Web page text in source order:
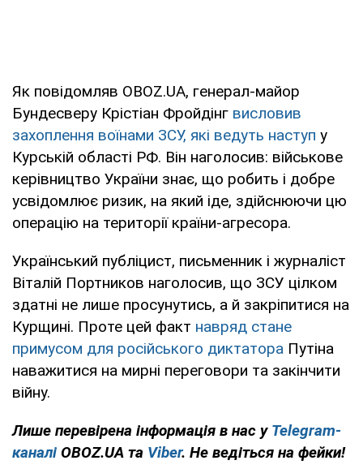
Як повідомляв OBOZ.UA, генерал-майор
Бундесверу Крістіан Фройдінг висловив
захоплення воїнами ЗСУ, які ведуть наступ у
Курській області РФ. Він наголосив: військове
керівництво України знає, що робить і добре
усвідомлює ризик, на який іде, здійснюючи цю
операцію на території країни-агресора.
Український публіцист, письменник і журналіст
Віталій Портников наголосив, що ЗСУ цілком
здатні не лише просунутись, а й закріпитися на
Курщині. Проте цей факт навряд стане
примусом для російського диктатора Путіна
наважитися на мирні переговори та закінчити
війну.
Лише перевірена інформація в нас у Telegram-
каналі OBOZ.UA та Viber. Не ведіться на фейки!